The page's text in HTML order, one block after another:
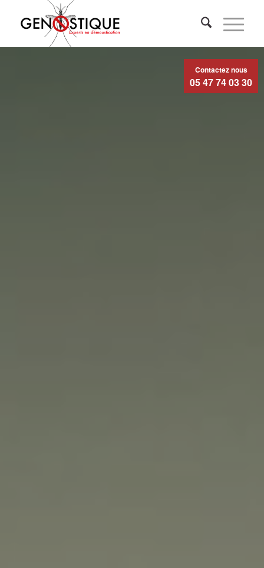
Contactez nous
05 47 74 03 30